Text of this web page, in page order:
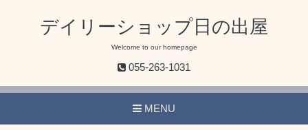
デイリーショップ日の出屋
Welcome to our homepage
055-263-1031
MENU